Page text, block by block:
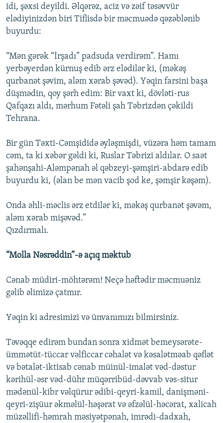
idi, şəxsi deyildi. Əlqərəz, aciz və zəif təsəvvür
elədiyinizdən biri Tiflisdə bir məcmuədə qəzəblənib
buyurdu:
“Mən gərək “İrşadı” padsuda verdirəm”. Hamı
yerbəyerdən kürnuş edib ərz elədilər ki, (məkəş
qurbanət şəvim, aləm xərab şəvəd). Yəqin farsini başa
düşmədin, qoy şərh edim: Bir vaxt ki, dövləti-rus
Qafqazı aldı, mərhum Fətəli şah Təbrizdən çəkildi
Tehrana.
Bir gün Təxti-Cəmşididə əyləşmişdi, vüzəra həm tamam
cəm, ta ki xəbər gəldi ki, Ruslar Təbrizi aldılar. O saət
şahənşahi-Aləmpənah əl qəbzeyi-şəmşiri-abdarə edib
buyurdu ki, (əlan be mən vacib şod ke, şəmşir kəşəm).
Onda əhli-məclis ərz etdilər ki, məkəş qurbanət şəvəm,
aləm xərab mişəvəd.”
Qızdırmalı.
“Molla Nəsrəddin”-ə açıq məktub
Cənab müdiri-möhtərəm! Neçə həftədir məcmuəniz
gəlib əlimizə çatmır.
Yəqin ki adresimizi və ünvanımızı bilmirsiniz.
Təvəqqe edirəm bundan sonra xidmət bemeysərəte-
ümmətüt-tüccar vəlficcar cəhalət və kəsalətməab qəflət
və bətalət-iktisab cənab müinül-imalət vəd-dəstur
kərihül-əsr vəd-dühr müqərribüd-dəvvab vəs-situr
mədənül-kibr vəlqürur ədibi-qeyri-kamil, danişməni-
qeyri-zişüur əkməlül-həşərat və əfzəlül-həcərat, xalicah
müzəllifi-həmrah məsiyətpənah, imrədi-dadxah,